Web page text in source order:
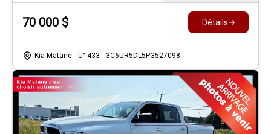
70 000 $ Détails
Kia Matane - U1433 - 3C6UR5DL5PG527098